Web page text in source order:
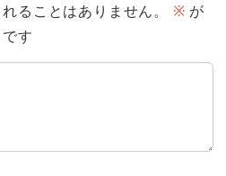
ることはありません。 ※ が
す